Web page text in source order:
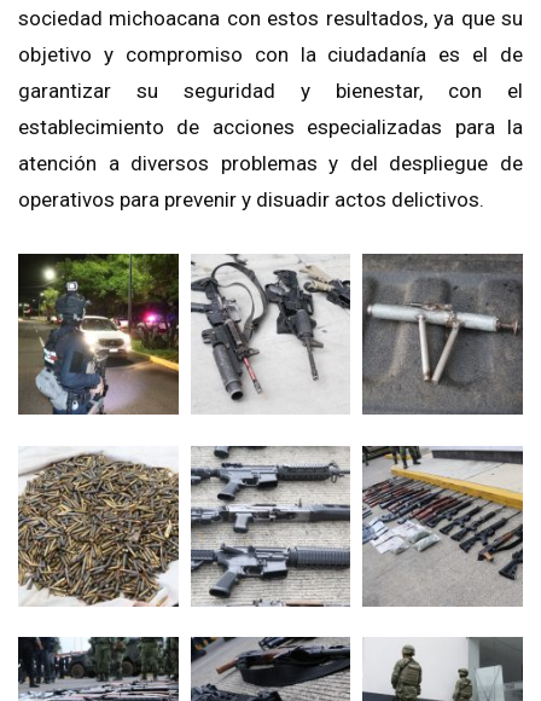
sociedad michoacana con estos resultados, ya que su
objetivo y compromiso con la ciudadanía es el de
garantizar su seguridad y bienestar, con el
establecimiento de acciones especializadas para la
atención a diversos problemas y del despliegue de
operativos para prevenir y disuadir actos delictivos.